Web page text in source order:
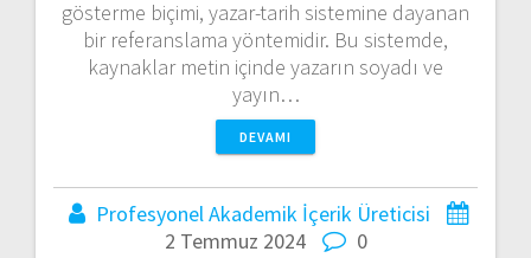
gösterme biçimi, yazar-tarih sistemine dayanan
bir referanslama yöntemidir. Bu sistemde,
kaynaklar metin içinde yazarın soyadı ve
yayın…
DEVAMI
Profesyonel Akademik İçerik Üreticisi
2 Temmuz 2024
0